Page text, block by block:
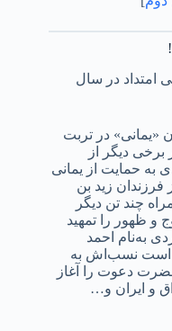
امتداد در سال
«یمانی» در تربت
دیگر از
به حمایت از یمانی
فرزندان زید بن
چند تن دیگر
ظهور را تمهید
به‌نام احمد
است نسب‌اش به
دعوت را آغاز
و ایران و…